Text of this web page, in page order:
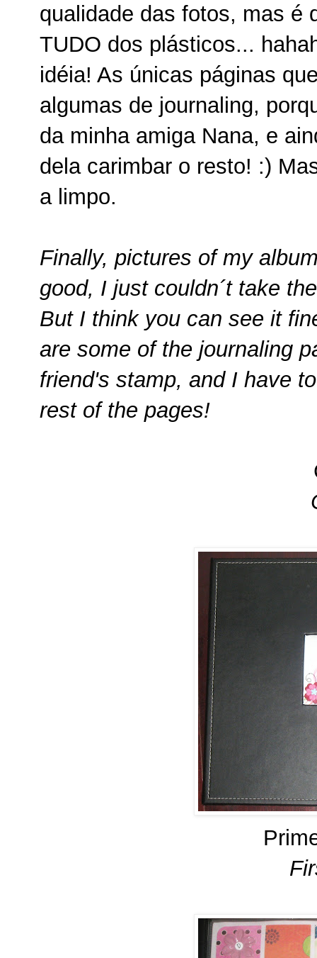
qualidade das fotos, mas é
TUDO dos plásticos...
idéia! As únicas páginas
algumas de journaling,
da minha amiga Nana, e
dela carimbar o resto! :)
a limpo.
Finally, pictures of my
good, I just couldn´t take
But I think you can see it
are some of the journaling
friend's stamp, and I have
rest of the pages!